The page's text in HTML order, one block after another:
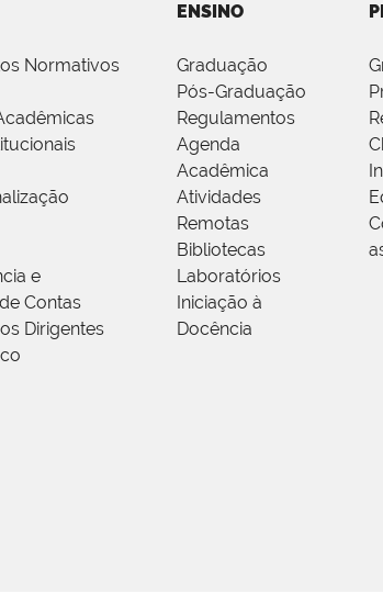
Normativos
e
Contas
Dirigentes
ENSINO
Graduação
Pós-Graduação
Regulamentos
Agenda
Acadêmica
Atividades
Remotas
Bibliotecas
Laboratórios
Iniciação à
Docência